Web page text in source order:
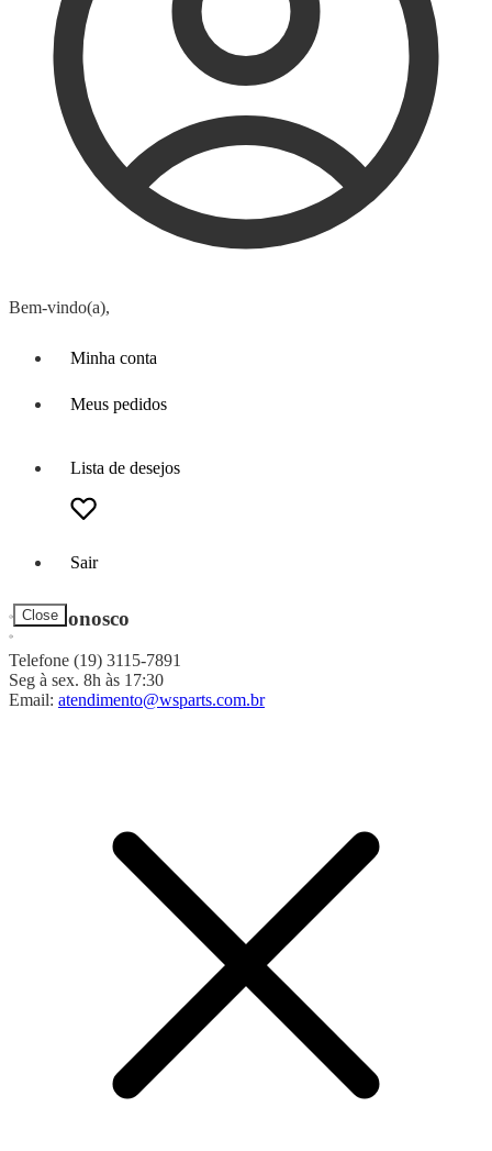
Bem-vindo(a),
Minha conta
Meus pedidos
Lista de desejos
Sair
Close
Fale Conosco
Telefone (19) 3115-7891
Seg à sex. 8h às 17:30
Email: atendimento@wsparts.com.br